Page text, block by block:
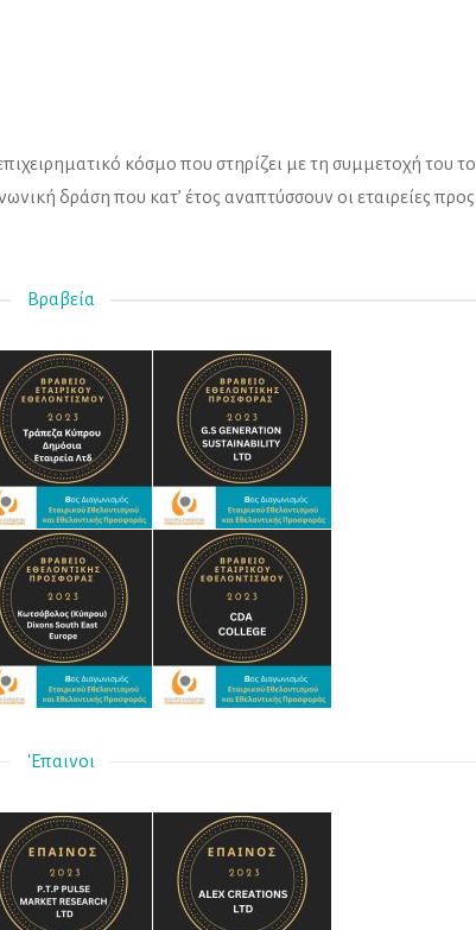
κόσμο που στηρίζει με τη συμμετοχή του το
δράση που κατ’ έτος αναπτύσσουν οι εταιρείες προς
Βραβεία
'Επαινοι